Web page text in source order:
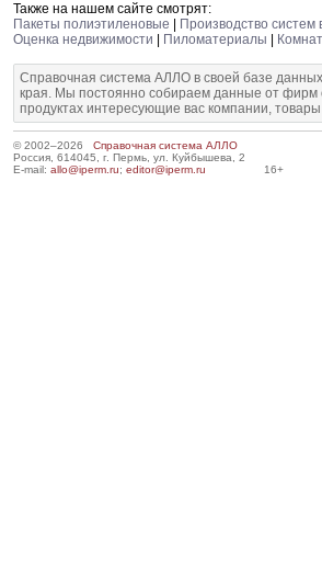
Также на нашем сайте смотрят:
Пакеты полиэтиленовые
Производство систем
Оценка недвижимости
Пиломатериалы
Справочная система АЛЛО в своей базе
края. Мы постоянно собираем данные от фирм
продуктах интересующие вас компании,
© 2002–2026 Справочная система АЛЛО
Россия, 614045, г. Пермь, ул. Куйбышева, 2
E-mail: allo@iperm.ru; editor@iperm.ru 16+